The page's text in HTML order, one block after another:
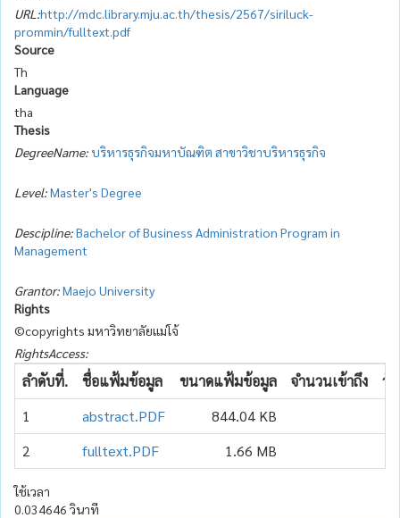
URL:http://mdc.library.mju.ac.th/thesis/2567/siriluck-
prommin/fulltext.pdf
Source
Th
Language
tha
Thesis
DegreeName:บริหารธุรกิจมหาบัณฑิต สาขาวิชาบริหารธุรกิจ
Level:Master's Degree
Descipline:Bachelor of Business Administration Program in
Management
Grantor:Maejo University
Rights
©copyrights มหาวิทยาลัยแม่โจ้
RightsAccess:
ลำดับที่. ชื่อแฟ้มข้อมูล ขนาดแฟ้มข้อมูล จำนวนเข้าถึง
วั
1
abstract.PDF
844.04 KB
2
fulltext.PDF 1.66 MB
ใช้เวลา
0.034646 วินาที